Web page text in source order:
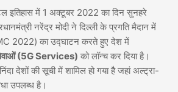
इतिहास में 1 अक्टूबर 2022 का दिन सुनहरे
नरेंद्र मोदी ने दिल्ली के प्रगति मैदान में
2022) का उद्घाटन करते हुए देश में
(5G Services) को लॉन्च कर दिया है।
देशों की सूची में शामिल हो गया है जहां अल्ट्रा-
उपलब्ध है।